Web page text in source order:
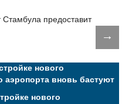
→
нового